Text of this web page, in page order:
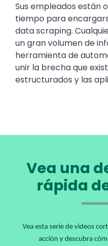
Sus empleados están
tiempo para
data scraping.
un gran volumen de
herramienta de
unir la brecha que
estructurados y las
Vea una
rápida
Vea esta serie de videos
acción y descubra